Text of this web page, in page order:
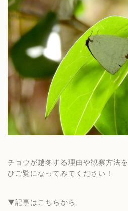
チョウが越冬する理由や観察方法
ひご覧になってみてください！
▼記事はこちらから